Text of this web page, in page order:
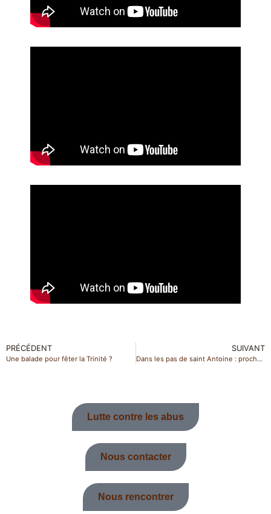
PRÉCÉDENT
Une balade pour fêter la Trinité ?
SUIVANT
Dans les pas de saint Antoine : proches de Dieu et des hommes
Lutte contre les abus
Nous contacter
Nous rencontrer